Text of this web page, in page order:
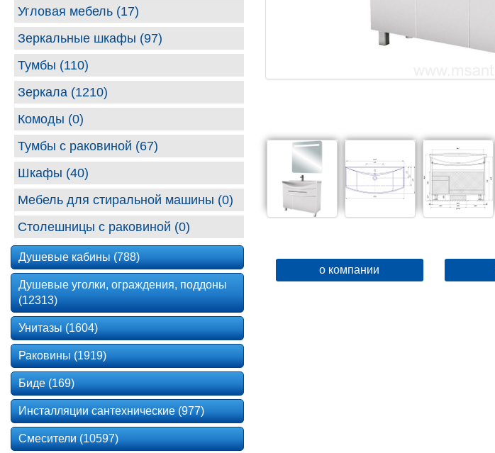
о компании
Угловая мебель (17)
Зеркальные шкафы (97)
Тумбы (110)
Зеркала (1210)
Комоды (0)
Тумбы с раковиной (67)
Шкафы (40)
Мебель для стиральной машины (0)
Столешницы с раковиной (0)
Душевые кабины (788)
Душевые уголки, ограждения, поддоны
(12313)
Унитазы (1604)
Раковины (1919)
Биде (169)
Инсталляции сантехнические (977)
Смесители (10597)